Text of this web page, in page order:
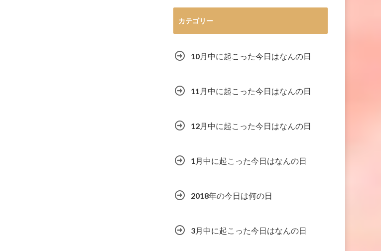
カテゴリー
10月中に起こった今日はなんの日
11月中に起こった今日はなんの日
12月中に起こった今日はなんの日
1月中に起こった今日はなんの日
2018年の今日は何の日
3月中に起こった今日はなんの日